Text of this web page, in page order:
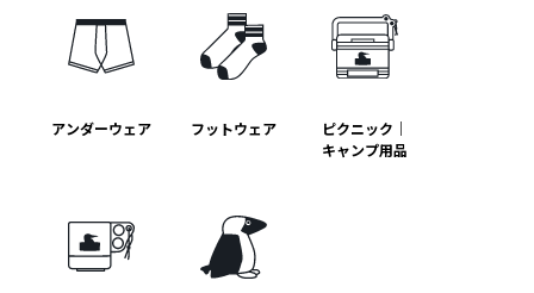
アンダーウェア フットウェア
ピクニック｜
キャンプ用品